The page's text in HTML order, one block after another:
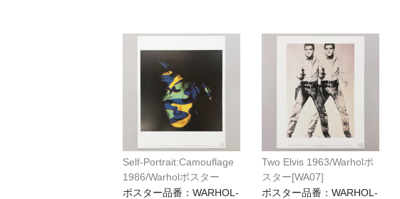
Self-Portrait:Camouflage
1986/Warholポスター
[WA06]
ポスター品番：WARHOL-
Two Elvis 1963/Warholポ
スター[WA07]
ポスター品番：WARHOL-